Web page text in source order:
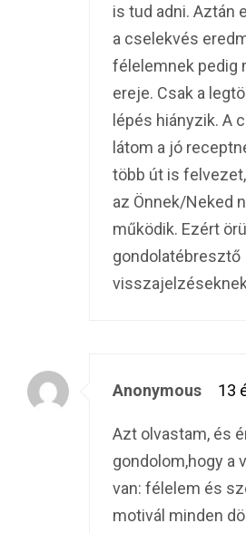
is tud adni. Aztán
a cselekvés
félelemnek pedig
ereje. Csak a
lépés hiányzik. A
látom a jó
több út is
az Önnek/Neked
működik. Ezért
gondolatébresztő
Anonymous 13
Azt olvastam, és
gondolom,hogy a
van: félelem és
motivál minden